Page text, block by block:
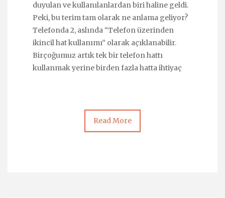
duyulan ve kullanılanlardan biri haline geldi.
Peki, bu terim tam olarak ne anlama geliyor?
Telefonda 2, aslında “Telefon üzerinden
ikincil hat kullanımı” olarak açıklanabilir.
Birçoğumuz artık tek bir telefon hattı
kullanmak yerine birden fazla hatta ihtiyaç
Read More